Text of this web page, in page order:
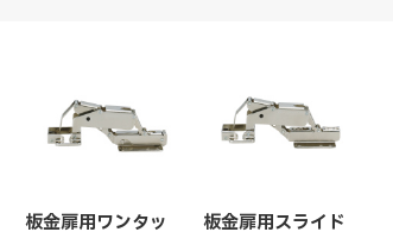
板金扉用ワンタッ
板金扉用スライド